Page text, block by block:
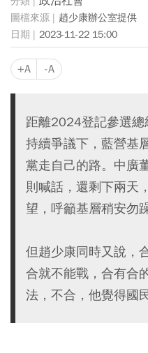
趙少康辦公室提供
2023-11-22 15:00
+A -A
距離2024登記參選總
持續爭議下，藍營基
黨走自己的路。中廣
則喊話，還剩下兩天
望，呼籲基層稍安勿躁
但趙少康同時又說，
合就不能戰，合有合
法，不合，他覺得國